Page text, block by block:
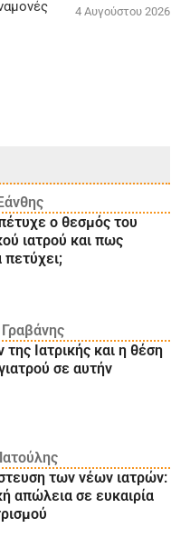
4 Αυγούστου 2026
πέτυχε ο θεσμός του
ιατρού και πως
πετύχει;
Ιατρικής και η θέση
σε αυτήν
των νέων ιατρών:
απώλεια σε ευκαιρία